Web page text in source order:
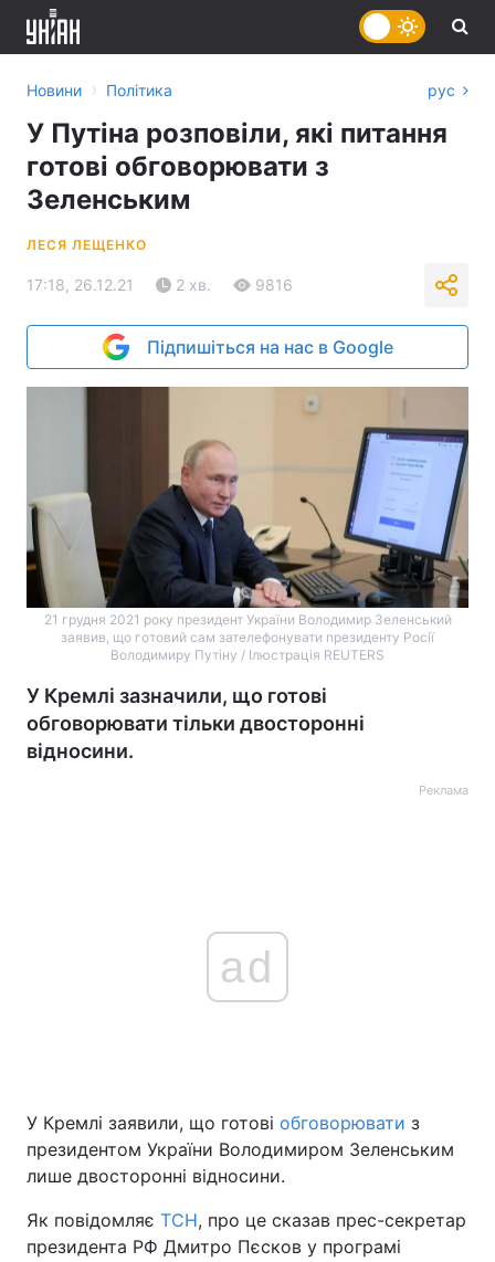
Україна Політика
Економіка Світ
Спорт Наука
Новини › Політика рус
У Путіна розповіли, які питання
готові обговорювати з
Зеленським
ЛЕСЯ ЛЕЩЕНКО
17:18, 26.12.21 2 хв. 9816
Підпишіться на нас в Google
21 грудня 2021 року президент України Володимир Зеленський
заявив, що готовий сам зателефонувати президенту Росії
Володимиру Путіну / Ілюстрація REUTERS
У Кремлі зазначили, що готові
обговорювати тільки двосторонні
відносини.
Реклама
ad
У Кремлі заявили, що готові обговорювати з
президентом України Володимиром Зеленським
лише двосторонні відносини.
Як повідомляє ТСН, про це сказав прес-секретар
президента РФ Дмитро Пєсков у програмі